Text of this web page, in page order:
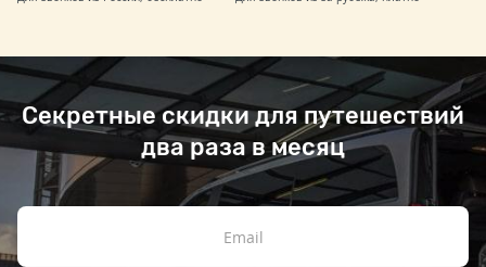
Секретные скидки для путешествий
два раза в месяц